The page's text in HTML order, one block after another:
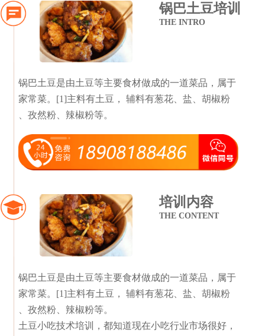
锅巴土豆培训
THE INTRO
锅巴土豆是由土豆等主要食材做成的一道菜品，属于
家常菜。[1]主料有土豆， 辅料有葱花、盐、胡椒粉
、孜然粉、辣椒粉等。
培训内容
THE CONTENT
锅巴土豆是由土豆等主要食材做成的一道菜品，属于
家常菜。[1]主料有土豆， 辅料有葱花、盐、胡椒粉
、孜然粉、辣椒粉等。
土豆小吃技术培训，都知道现在小吃行业市场很好，